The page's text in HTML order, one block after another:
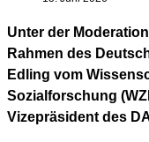
Unter der
Rahmen des
Edling vom
Sozialforschung
Vizepräsident des